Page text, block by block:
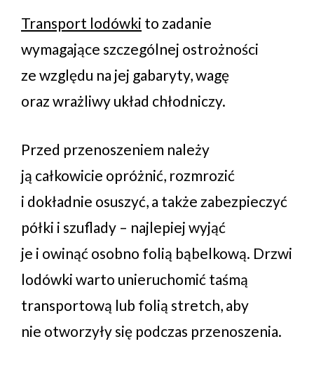
Transport lodówki to zadanie
wymagające szczególnej ostrożności
ze względu na jej gabaryty, wagę
oraz wrażliwy układ chłodniczy.
Przed przenoszeniem należy
ją całkowicie opróżnić, rozmrozić
i dokładnie osuszyć, a także zabezpieczyć
półki i szuflady – najlepiej wyjąć
je i owinąć osobno folią bąbelkową. Drzwi
lodówki warto unieruchomić taśmą
transportową lub folią stretch, aby
nie otworzyły się podczas przenoszenia.